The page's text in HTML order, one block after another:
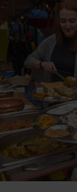
sneh a
sneh a